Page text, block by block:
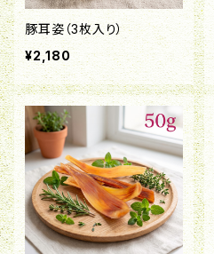
豚耳姿（3枚入り）
¥2,180